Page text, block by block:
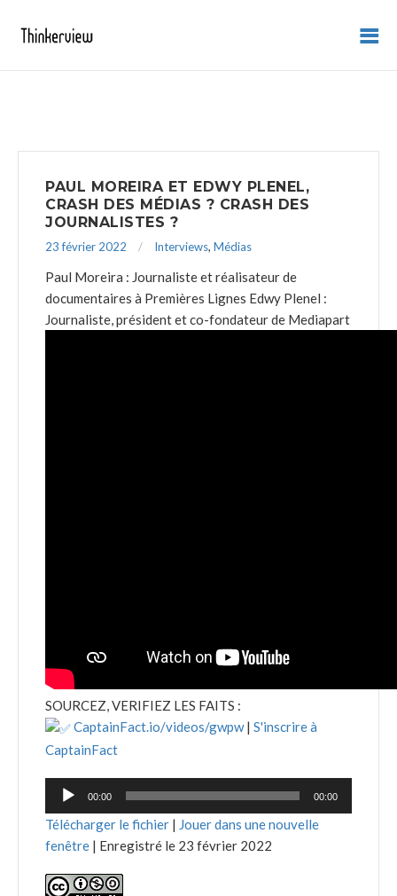
PAUL MOREIRA ET EDWY PLENEL,
CRASH DES MÉDIAS ? CRASH DES
JOURNALISTES ?
23 février 2022 Interviews, Médias
Paul Moreira : Journaliste et réalisateur de
documentaires à Premières Lignes Edwy Plenel :
Journaliste, président et co-fondateur de Mediapart
SOURCEZ, VERIFIEZ LES FAITS :
CaptainFact.io/videos/gwpw| S'inscrire à
CaptainFact
Lecteur
00:00 00:00
Télécharger le fichier | Jouer dans une nouvelle
fenêtre | Enregistré le 23 février 2022